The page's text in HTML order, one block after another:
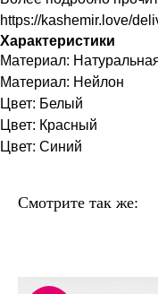
https://kashemir.love/
Характеристики
Материал:
Материал: Нейлон
Цвет: Белый
Цвет: Красный
Цвет: Синий
Смотрите так же: